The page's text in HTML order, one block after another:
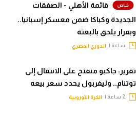
قائمة الأهلي - الصفقات
الجديدة وكباكا ضمن معسكر إسبانيا..
وبقرار يلحق بالبعثة
ساعة | الدوري المصري
تقرير: جاكبو منفتح على الانتقال إلى
توتنام.. وليفربول يحدد سعر بيعه
الكرة الأوروبية